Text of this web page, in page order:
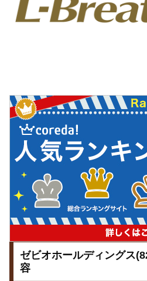
ゼビオホールディングス
容